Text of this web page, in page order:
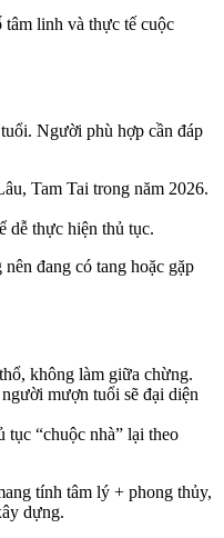
linh và thực tế cuộc
Người phù hợp cần đáp
Tam Tai trong năm 2026.
dễ thực hiện thủ tục.
đang có tang hoặc gặp
không làm giữa chừng.
mượn tuổi sẽ đại diện
tục “chuộc nhà” lại theo
tính tâm lý + phong thủy,
dựng.